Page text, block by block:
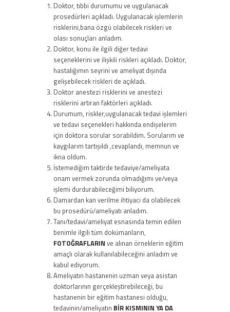
Doktor, tıbbi durumumu ve uygulanacak
prosedürleri açıkladı. Uygulanacak işlemlerin
risklerini,bana özgü olabilecek riskleri ve
olası sonuçları anladım.
Doktor, konu ile ilgili diğer tedavi
seçeneklerini ve ilişkili riskleri açıkladı. Doktor,
hastalığımın seyrini ve ameliyat dışında
gelişebilecek riskleri de açıkladı.
Doktor anestezi risklerini ve anestezi
risklerini artıran faktörleri açıkladı.
Durumum, riskler,uygulanacak tedavi işlemleri
ve tedavi seçenekleri hakkında endişelerim
için doktora sorular sorabildim. Sorularım ve
kaygılarım tartışıldı ,cevaplandı, memnun ve
ikna oldum.
İstemediğim taktirde tedaviye/ameliyata
onam vermek zorunda olmadığımı ve/veya
işlemi durdurabileceğimi biliyorum.
Damardan kan verilme ihtiyacı da olabilecek
bu prosedürü/ameliyatı anladım.
Tanı/tedavi/ameliyat esnasında temin edilen
benimle ilgili tüm dokümanların,
FOTOĞRAFLARIN ve alınan örneklerin eğitim
amaçlı olarak kullanılabileceğini anladım ve
kabul ediyorum.
Ameliyatın hastanenin uzman veya asistan
doktorlarının gerçekleştirebileceği, bu
hastanenin bir eğitim hastanesi olduğu,
tedavinin/ameliyatın BİR KISMININ YA DA